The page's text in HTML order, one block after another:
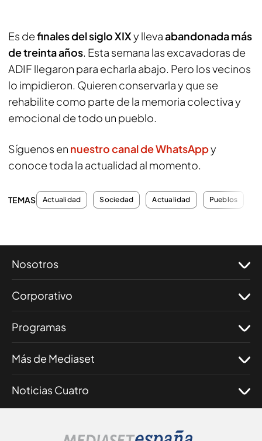
Es definales del siglo XIXy llevaabandonada más
de treinta años. Esta semana las excavadoras de
ADIF llegaron para echarla abajo. Pero los vecinos
lo impidieron. Quieren conservarla y que se
rehabilite como parte de la memoria colectiva y
emocional de todo un pueblo.
Síguenos en nuestro canal de WhatsAppy
conoce toda la actualidad al momento.
TEMAS Actualidad Sociedad Actualidad Pueblos
Nosotros
Corporativo
Programas
Más de Mediaset
Noticias Cuatro